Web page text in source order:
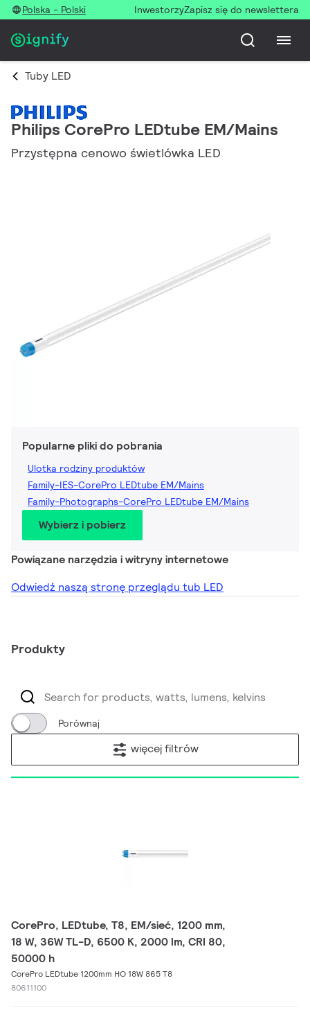
Polska - Polski InwestorzyZapisz się do newslettera
Tuby LED
Philips CorePro LEDtube EM/Mains
Przystępna cenowo świetlówka LED
Popularne pliki do pobrania
Ulotka rodziny produktów
Family-IES-CorePro LEDtube EM/Mains
Family-Photographs-CorePro LEDtube EM/Mains
Wybierz i pobierz
Powiązane narzędzia i witryny internetowe
Odwiedź naszą stronę przeglądu tub LED
Produkty
Porównaj
więcej filtrów
CorePro, LEDtube, T8, EM/sieć, 1200 mm,
18 W, 36W TL-D, 6500 K, 2000 lm, CRI 80,
50000 h
CorePro LEDtube 1200mm HO 18W 865 T8
80611100